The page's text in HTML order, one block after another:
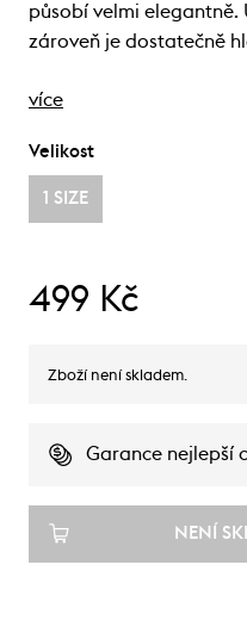
působí velmi elegantně.
zároveň je dostatečně
více
Velikost
1 SIZE
499 Kč
Zboží není skladem.
Garance nejlepší
NENÍ